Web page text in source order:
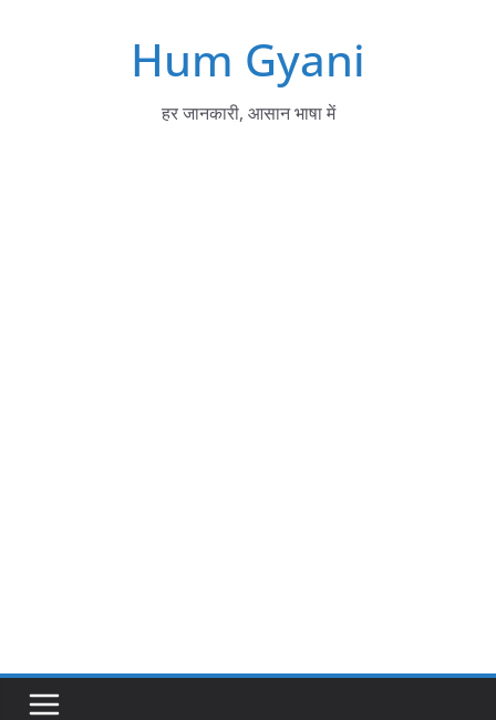
Hum Gyani
हर जानकारी, आसान भाषा में